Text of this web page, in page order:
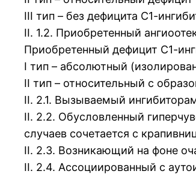
III тип – без дефицита С1-
II. 1.2. Приобретенный
Приобретенный дефицит С1-
I тип – абсолютный
II тип – относительный c
II. 2.1. Вызываемый
II. 2.2. Обусловленный
случаев сочетается с
II. 2.3. Возникающий на фоне
II. 2.4. Ассоциированный с